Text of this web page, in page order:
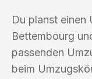
Du planst einen
Bettembourg
passenden
beim